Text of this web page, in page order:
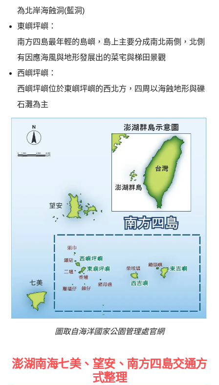
為北岸海蝕洞(藍洞)
東嶼坪嶼：
南方四島最年輕的島嶼，島上主要分成南北兩側，北側
有因應海風與地形發展出的菜宅與梯田景觀
西嶼坪嶼：
西嶼坪嶼位於東嶼坪嶼的西北方，四周以海蝕地形與礫
石灘為主
圖取自海洋國家公園管理處官網
澎湖南海七美、望安、南方四島交通方
式整理